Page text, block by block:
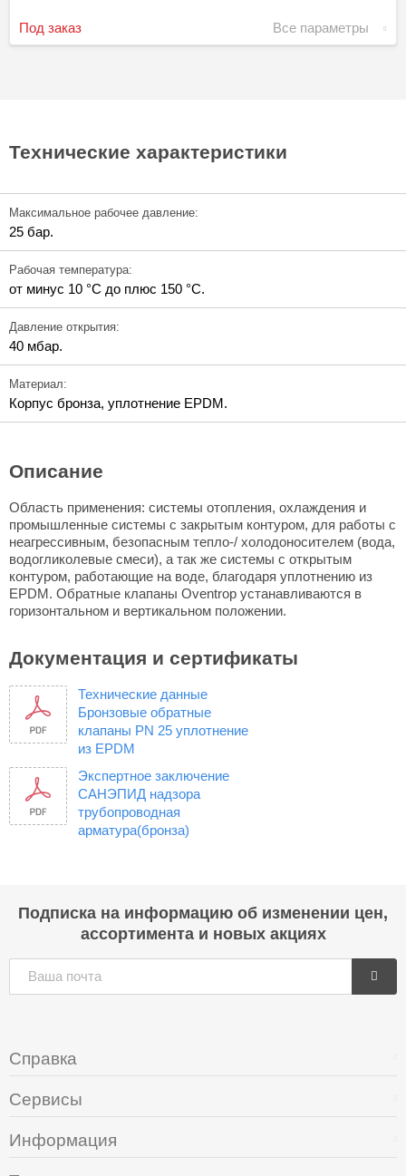
Под заказ Все параметры
Технические характеристики
Максимальное рабочее давление:
25 бар.
Рабочая температура:
от минус 10 °C до плюс 150 °C.
Давление открытия:
40 мбар.
Материал:
Корпус бронза, уплотнение EPDM.
Описание
Область применения: системы отопления, охлаждения и
промышленные системы с закрытым контуром, для работы с
неагрессивным, безопасным тепло-/ холодоносителем (вода,
водогликолевые смеси), а так же системы с открытым
контуром, работающие на воде, благодаря уплотнению из
EPDM. Обратные клапаны Oventrop устанавливаются в
горизонтальном и вертикальном положении.
Документация и сертификаты
Технические данные
Бронзовые обратные
клапаны PN 25 уплотнение
из EPDM
Экспертное заключение
САНЭПИД надзора
трубопроводная
арматура(бронза)
Подписка на информацию об изменении цен,
ассортимента и новых акциях
Справка
Сервисы
Информация